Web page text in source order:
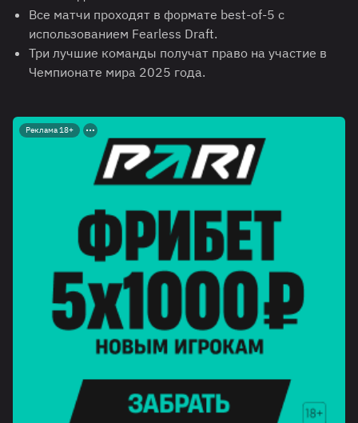
Все матчи проходят в формате best-of-5 с
использованием Fearless Draft.
Три лучшие команды получат право на участие в
Чемпионате мира 2025 года.
Реклама 18+